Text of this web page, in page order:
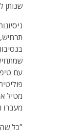
שנותן
עם
מטיל
"כל